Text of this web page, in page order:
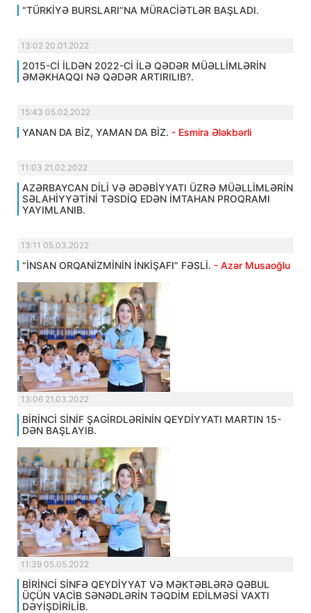
“TÜRKİYƏ BURSLARI”NA MÜRACİƏTLƏR BAŞLADI.
13:02 20.01.2022
2015-Cİ İLDƏN 2022-Cİ İLƏ QƏDƏR MÜƏLLİMLƏRİN
ƏMƏKHAQQI NƏ QƏDƏR ARTIRILIB?.
15:43 05.02.2022
YANAN DA BİZ, YAMAN DA BİZ. - Esmira Ələkbərli
11:03 21.02.2022
AZƏRBAYCAN DİLİ VƏ ƏDƏBİYYATI ÜZRƏ MÜƏLLİMLƏRİN
SƏLAHİYYƏTİNİ TƏSDİQ EDƏN İMTAHAN PROQRAMI
YAYIMLANIB.
13:11 05.03.2022
“İNSAN ORQANİZMİNİN İNKİŞAFI” FƏSLİ. - Azər Musaoğlu
13:06 21.03.2022
BİRİNCİ SİNİF ŞAGİRDLƏRİNİN QEYDİYYATI MARTIN 15-
DƏN BAŞLAYIB.
11:39 05.05.2022
BİRİNCİ SİNFƏ QEYDİYYAT VƏ MƏKTƏBLƏRƏ QƏBUL
ÜÇÜN VACİB SƏNƏDLƏRİN TƏQDİM EDİLMƏSİ VAXTI
DƏYİŞDİRİLİB.